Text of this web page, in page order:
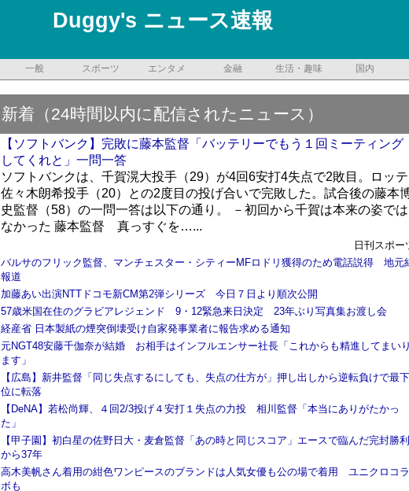
Duggy's ニュース速報
一般 スポーツ エンタメ 金融 生活・趣味 国内
新着（24時間以内に配信されたニュース）
【ソフトバンク】完敗に藤本監督「バッテリーでもう１回ミーティング
してくれと」一問一答
ソフトバンクは、千賀滉大投手（29）が4回6安打4失点で2敗目。ロッテ
佐々木朗希投手（20）との2度目の投げ合いで完敗した。試合後の藤本
史監督（58）の一問一答は以下の通り。 －初回から千賀は本来の姿では
なかった 藤本監督 真っすぐを…...
日刊スポー
バルサのフリック監督、マンチェスター・シティーMFロドリ獲得のため電話説得 地元
報道
加藤あい出演NTTドコモ新CM第2弾シリーズ 今日７日より順次公開
57歳米国在住のグラビアレジェンド 9・12緊急来日決定 23年ぶり写真集お渡し会
経産省 日本製紙の煙突倒壊受け自家発事業者に報告求める通知
元NGT48安藤千伽奈が結婚 お相手はインフルエンサー社長「これからも精進してまいり
ます」
【広島】新井監督「同じ失点するにしても、失点の仕方が」押し出しから逆転負けで最下
位に転落
【DeNA】若松尚輝、４回2/3投げ４安打１失点の力投 相川監督「本当にありがたかっ
た」
【甲子園】初白星の佐野日大・麦倉監督「あの時と同じスコア」エースで臨んだ完封勝利
から37年
高木美帆さん着用の紺色ワンピースのブランドは人気女優も公の場で着用 ユニクロコラ
ボも